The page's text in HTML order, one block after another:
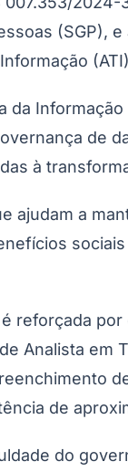
(SGP),
da
de
à
ajudam a
reforçada
Analista em
de
do